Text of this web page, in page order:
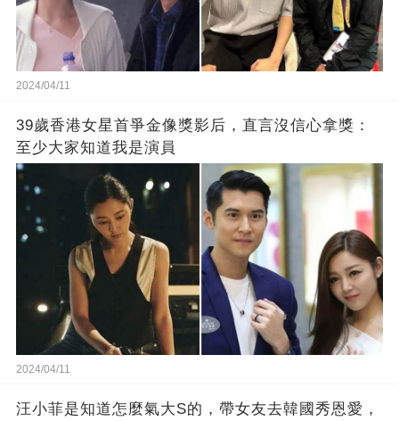
2024/04/11
39歲香港女星首爭金像獎影后，直言沒信心拿獎：
至少大家知道我是演員
2024/04/11
汪小菲是知道怎麼氣大S的，帶女友去韓國秀恩愛，